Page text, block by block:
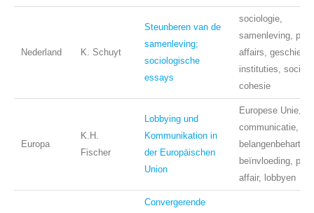
Nederland K. Schuyt
Steunberen van de
samenleving;
sociologische
essays
sociologie,
samenleving,
affairs,
instituties, sociale
cohesie
Europa
K.H.
Fischer
Lobbying und
Kommunikation in
der Europäischen
Union
Europese Unie,
communicatie,
beïnvloeding,
affair, lobbyen
Convergerende